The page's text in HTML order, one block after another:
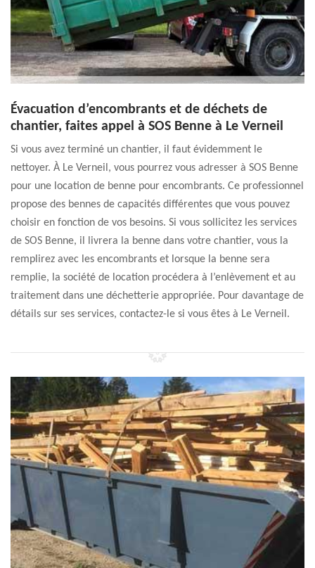
Évacuation d’encombrants et de déchets de
chantier, faites appel à SOS Benne à Le Verneil
Si vous avez terminé un chantier, il faut évidemment le
nettoyer. À Le Verneil, vous pourrez vous adresser à SOS Benne
pour une location de benne pour encombrants. Ce professionnel
propose des bennes de capacités différentes que vous pouvez
choisir en fonction de vos besoins. Si vous sollicitez les services
de SOS Benne, il livrera la benne dans votre chantier, vous la
remplirez avec les encombrants et lorsque la benne sera
remplie, la société de location procédera à l’enlèvement et au
traitement dans une déchetterie appropriée. Pour davantage de
détails sur ses services, contactez-le si vous êtes à Le Verneil.